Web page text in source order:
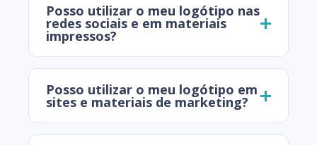
Posso utilizar o meu logótipo nas
redes sociais e em materiais
impressos?
Posso utilizar o meu logótipo em
sites e materiais de marketing?